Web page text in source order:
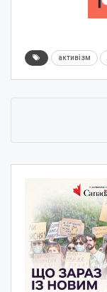
активізм